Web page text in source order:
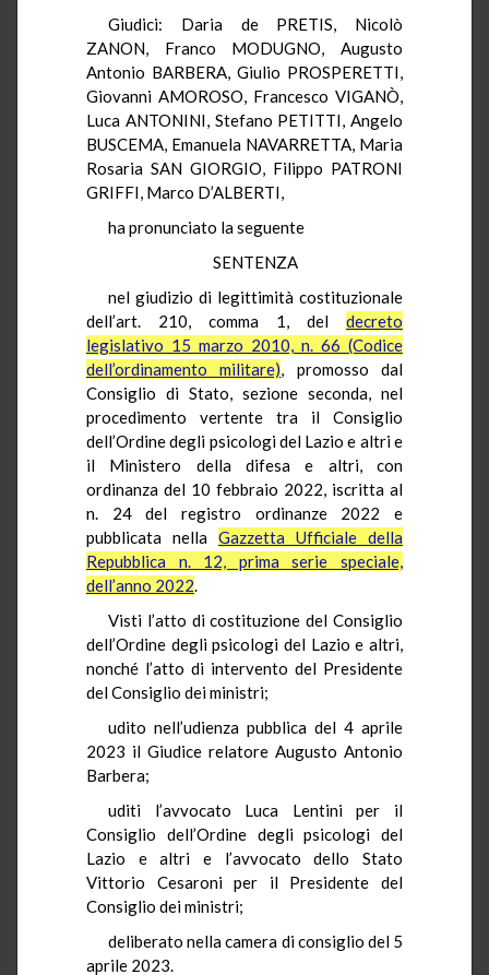
Giudici: Daria de PRETIS, Nicolò
ZANON, Franco MODUGNO, Augusto
Antonio BARBERA, Giulio PROSPERETTI,
Giovanni AMOROSO, Francesco VIGANÒ,
Luca ANTONINI, Stefano PETITTI, Angelo
BUSCEMA, Emanuela NAVARRETTA, Maria
Rosaria SAN GIORGIO, Filippo PATRONI
GRIFFI, Marco D’ALBERTI,
ha pronunciato la seguente
SENTENZA
nel giudizio di legittimità costituzionale
dell’art. 210, comma 1, del decreto
legislativo 15 marzo 2010, n. 66 (Codice
dell’ordinamento militare), promosso dal
Consiglio di Stato, sezione seconda, nel
procedimento vertente tra il Consiglio
dell’Ordine degli psicologi del Lazio e altri e
il Ministero della difesa e altri, con
ordinanza del 10 febbraio 2022, iscritta al
n. 24 del registro ordinanze 2022 e
pubblicata nella Gazzetta Ufficiale della
Repubblica n. 12, prima serie speciale,
dell’anno 2022.
Visti l’atto di costituzione del Consiglio
dell’Ordine degli psicologi del Lazio e altri,
nonché l’atto di intervento del Presidente
del Consiglio dei ministri;
udito nell’udienza pubblica del 4 aprile
2023 il Giudice relatore Augusto Antonio
Barbera;
uditi l’avvocato Luca Lentini per il
Consiglio dell’Ordine degli psicologi del
Lazio e altri e l’avvocato dello Stato
Vittorio Cesaroni per il Presidente del
Consiglio dei ministri;
deliberato nella camera di consiglio del 5
aprile 2023.